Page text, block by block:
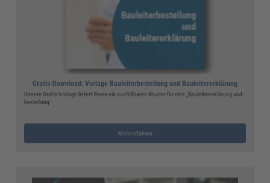
Gratis-Download: Vorlage Bauleiterbestellung und Bauleitererklärung
Unsere Gratis-Vorlage liefert Ihnen ein ausfüllbares Muster für eine „Bauleitererklärung und -
bestellung“.
Mehr erfahren